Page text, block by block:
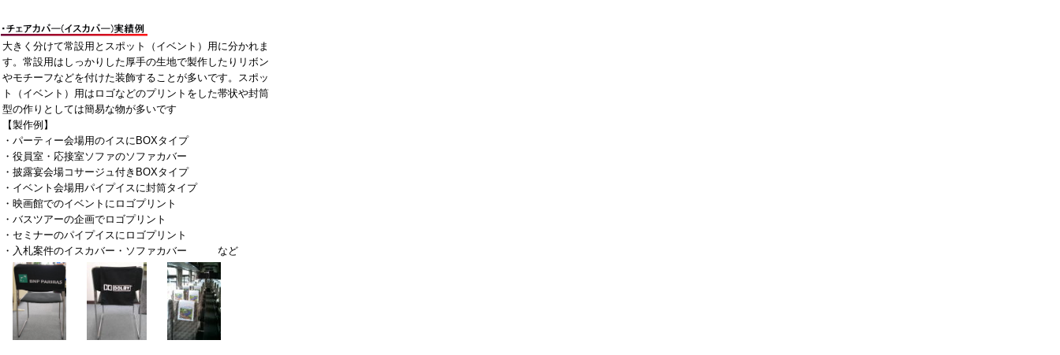
大きく分けて常設用とスポット（イベント）用に分かれま
す。常設用はしっかりした厚手の生地で製作したりリボン
やモチーフなどを付けた装飾することが多いです。スポッ
ト（イベント）用はロゴなどのプリントをした帯状や封筒
型の作りとしては簡易な物が多いです
【製作例】
・パーティー会場用のイスにBOXタイプ
・役員室・応接室ソファのソファカバー
・披露宴会場コサージュ付きBOXタイプ
・イベント会場用パイプイスに封筒タイプ
・映画館でのイベントにロゴプリント
・バスツアーの企画でロゴプリント
・セミナーのパイプイスにロゴプリント
・入札案件のイスカバー・ソファカバー など